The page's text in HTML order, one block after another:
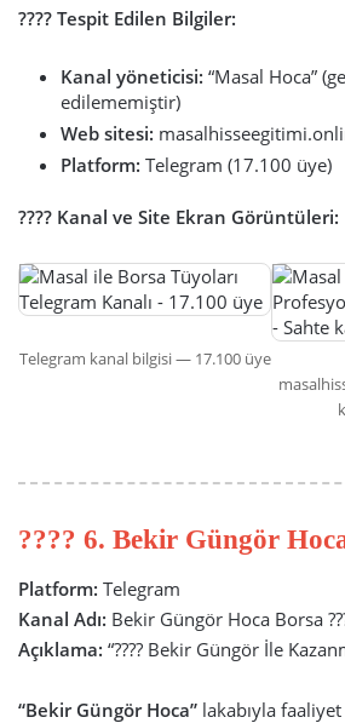
???? Tespit Edilen Bilgiler:
Kanal yöneticisi: “Masal Hoca”
edilememiştir)
Web sitesi:
Platform: Telegram (17.100 üye)
???? Kanal ve Site Ekran Görüntüleri:
Telegram kanal bilgisi — 17.100 üye
???? 6. Bekir Güngör
Platform: Telegram
Kanal Adı: Bekir Güngör Hoca Borsa
Açıklama: “???? Bekir Güngör İle
“Bekir Güngör Hoca” lakabıyla